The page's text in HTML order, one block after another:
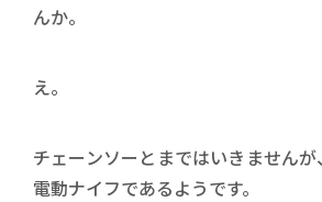
んか。
え。
チェーンソーとまではいきませんが
電動ナイフであるようです。